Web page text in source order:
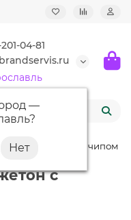
04-81
—
?
(серебро) с чипом 4
с